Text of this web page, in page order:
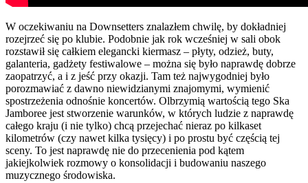
W oczekiwaniu na Downsetters znalazłem chwilę, by dokładniej
rozejrzeć się po klubie. Podobnie jak rok wcześniej w sali obok
rozstawił się całkiem elegancki kiermasz – płyty, odzież, buty,
galanteria, gadżety festiwalowe – można się było naprawdę dobrze
zaopatrzyć, a i z jeść przy okazji. Tam też najwygodniej było
porozmawiać z dawno niewidzianymi znajomymi, wymienić
spostrzeżenia odnośnie koncertów. Olbrzymią wartością tego Ska
Jamboree jest stworzenie warunków, w których ludzie z naprawdę
całego kraju (i nie tylko) chcą przejechać nieraz po kilkaset
kilometrów (czy nawet kilka tysięcy) i po prostu być częścią tej
sceny. To jest naprawdę nie do przecenienia pod kątem
jakiejkolwiek rozmowy o konsolidacji i budowaniu naszego
muzycznego środowiska.